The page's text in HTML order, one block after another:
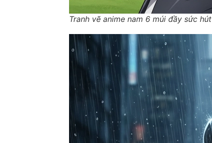
Tranh vẽ anime nam 6 múi đầy sức hút